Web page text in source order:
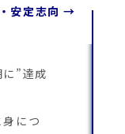
安定志向 →
”達成
につ